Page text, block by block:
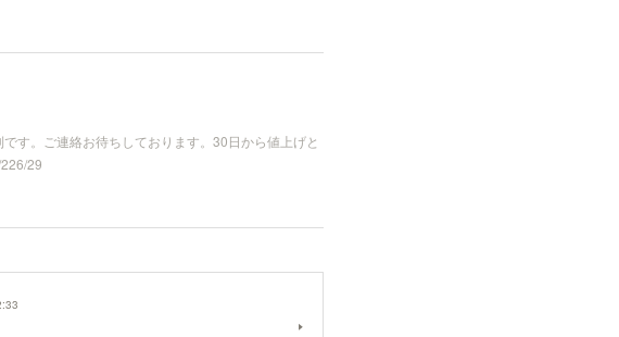
す。ご連絡お待ちしております。30日から値上げと
29